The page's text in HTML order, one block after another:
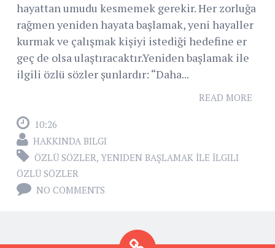
hayattan umudu kesmemek gerekir. Her zorluğa
rağmen yeniden hayata başlamak, yeni hayaller
kurmak ve çalışmak kişiyi istediği hedefine er
geç de olsa ulaştıracaktır.Yeniden başlamak ile
ilgili özlü sözler şunlardır: “Daha...
READ MORE
10:26
HAKKINDA BILGI
ÖZLÜ SÖZLER, YENIDEN BAŞLAMAK İLE İLGILI
ÖZLÜ SÖZLER
NO COMMENTS